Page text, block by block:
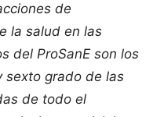
de
la salud en las
del ProSanE son los
sexto grado de las
de todo el